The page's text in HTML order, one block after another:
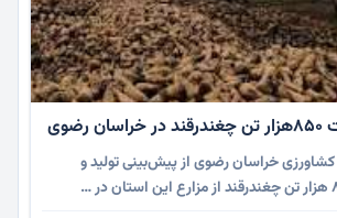
خراسان رضوی از پیش‌بینی تولید و